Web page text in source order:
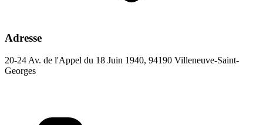
Adresse
20-24 Av. de l'Appel du 18 Juin 1940, 94190 Villeneuve-Saint-
Georges